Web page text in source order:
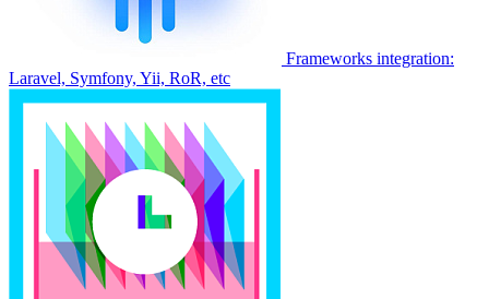
Frameworks integration:
Laravel, Symfony, Yii, RoR, etc